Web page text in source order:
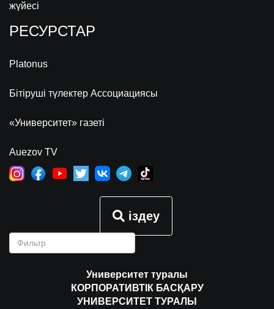
жүйесі
РЕСУРСТАР
Platonus
Бітіруші түлектер Ассоциациясы
«Университет» газеті
Auezov TV
іздеу
Университет туралы
КОРПОРАТИВТІК БАСҚАРУ
УНИВЕРСИТЕТ ТУРАЛЫ